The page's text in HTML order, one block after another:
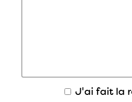
J'ai fait la